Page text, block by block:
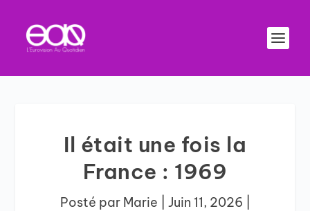
Il était une fois la
France : 1969
Posté par Marie Juin 11, 2026